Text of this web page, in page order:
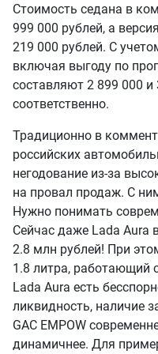
Стоимость седана в
999 000 рублей, а
219 000 рублей. С
включая выгоду по
составляют 2 899 000 и
соответственно.
Традиционно в
российских
негодование из-за
на провал продаж. С
Нужно понимать
Сейчас даже Lada Aura
2.8 млн рублей! При
1.8 литра, работающий
Lada Aura есть
ликвидность, наличие
GAC EMPOW
динамичнее. Для